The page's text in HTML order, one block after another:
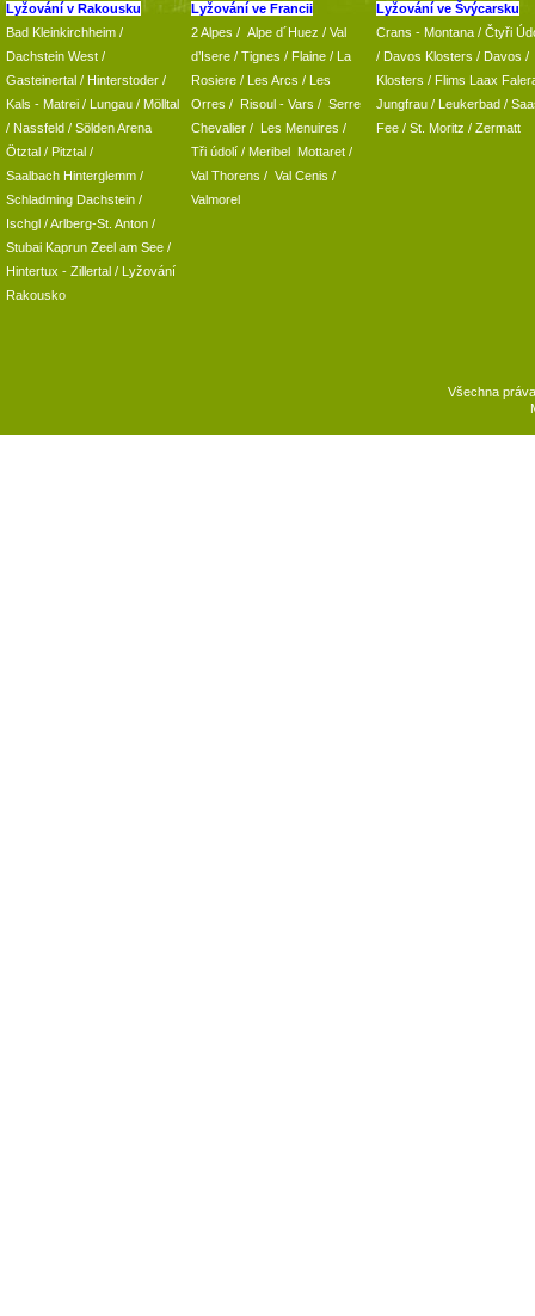
Lyžování v Rakousku
Bad Kleinkirchheim /
Dachstein West /
Gasteinertal / Hinterstoder /
Kals - Matrei / Lungau / Mölltal
/ Nassfeld / Sölden Arena
Ötztal / Pitztal /
Saalbach Hinterglemm /
Schladming Dachstein /
Ischgl /Arlberg-St. Anton /
Stubai Kaprun Zeel am See /
Hintertux - Zillertal / Lyžování
Rakousko
Lyžování ve Francii
2 Alpes / Alpe d´Huez / Val
d’Isere / Tignes / Flaine / La
Rosiere / Les Arcs / Les
Orres / Risoul - Vars / Serre
Chevalier / Les Menuires /
Tři údolí / Meribel Mottaret /
Val Thorens / Val Cenis /
Valmorel
Lyžování ve Švýcarsku
Crans - Montana / Čtyři
/ Davos Klosters / Davos /
Klosters / Flims Laax
Jungfrau / Leukerbad /
Fee / St. Moritz / Zermatt
Všechna